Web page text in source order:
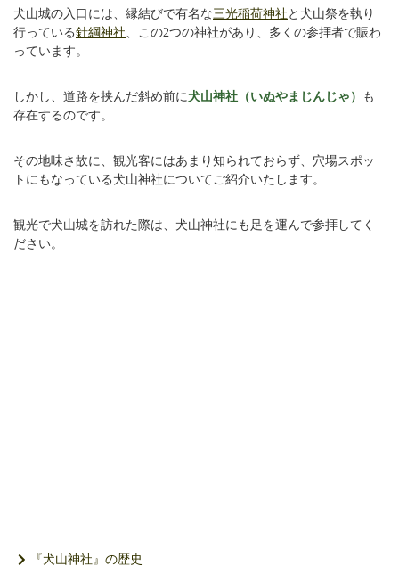
犬山城の入口には、縁結びで有名な三光稲荷神社 と犬山祭を執り
行っている針綱神社、この2つの神社があり、多くの参拝者で賑わ
っています。
しかし、道路を挟んだ斜め前に犬山神社（いぬやまじんじゃ）
も
存在するのです。
その地味さ故に、観光客にはあまり知られておらず、穴場スポッ
トにもなっている犬山神社についてご紹介いたします。
観光で犬山城を訪れた際は、犬山神社にも足を運んで参拝してく
ださい。
『犬山神社』の歴史